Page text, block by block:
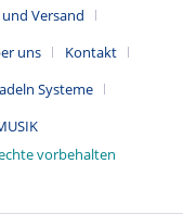
Versand
uns
Kontakt
Systeme
vorbehalten